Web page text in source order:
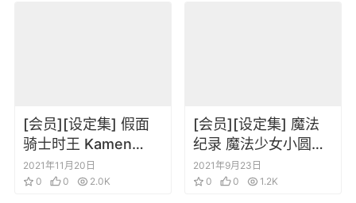
[会员][设定集] 假面
骑士时王 Kamen
Rider ZI-O All
Battles Chronicle
2021年11月20日
0
0 2.0K
[会员][设定集] 魔法
纪录 魔法少女小圆外
传 角色人物设定插画
原画集1 2
2021年9月23日
0
0 1.2K